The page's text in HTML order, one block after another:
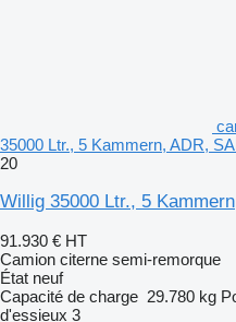
35000 Ltr., 5 Kammern, ADR,
20
Willig 35000 Ltr., 5
91.930 € HT
Camion citerne semi-remorque
État neuf
Capacité de charge 29.780 kg
d'essieux 3